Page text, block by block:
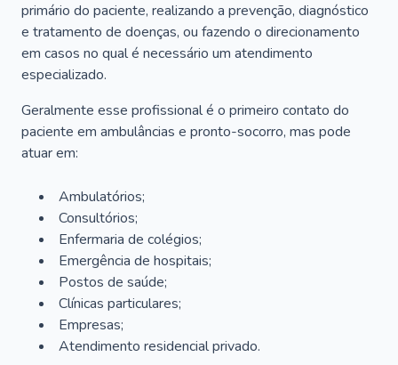
primário do paciente, realizando a prevenção, diagnóstico
e tratamento de doenças, ou fazendo o direcionamento
em casos no qual é necessário um atendimento
especializado.
Geralmente esse profissional é o primeiro contato do
paciente em ambulâncias e pronto-socorro, mas pode
atuar em:
Ambulatórios;
Consultórios;
Enfermaria de colégios;
Emergência de hospitais;
Postos de saúde;
Clínicas particulares;
Empresas;
Atendimento residencial privado.